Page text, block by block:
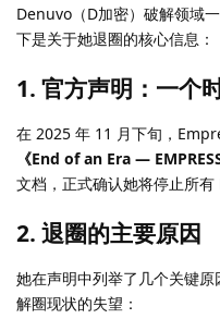
Denuvo（D加密）破解领域
下是关于她退圈的核心信息：
1. 官方声明：一个
在 2025 年 11 月下旬，
《End of an Era —
文档，正式确认她将停止所有
2. 退圈的主要原因
她在声明中列举了几个关键
解圈现状的失望：